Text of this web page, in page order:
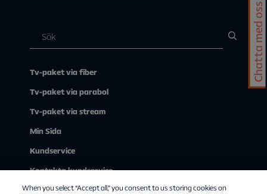
Tv-paket via fiber
Tv-paket via parabol
Tv-paket via stream
Min Sida
Kundservice
Kontakta kundservice
Om Allente
Chatta med oss
When you select “Accept all,” you consent to us storing cookies on